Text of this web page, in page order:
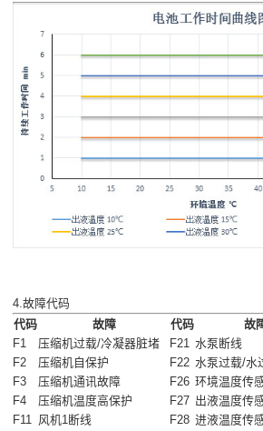
4.故障代码
代码
故障 代码
故
F1
压缩机过载/冷凝器脏堵 F21 水泵断线
F2
压缩机自保护 F22 水泵过载/水
F3
压缩机通讯故障 F26 环境温度传
F4
压缩机温度高保护 F27 出液温度传
F11 风机1断线 F28 进液温度传